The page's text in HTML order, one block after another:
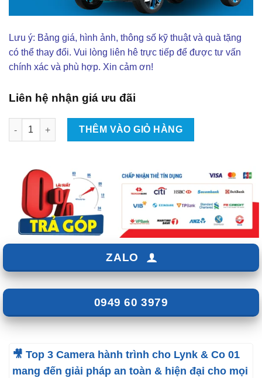
Lưu ý: Bảng giá, hình ảnh, thông số kỹ thuật và quà tặng
có thể thay đổi. Vui lòng liên hê trực tiếp để được tư vấn
chính xác và phù hợp. Xin cảm ơn!
Liên hệ nhận giá ưu đãi
Gắn Camera Hành Trình Cho Xe Lynk & Co 01 số lượng
THÊM VÀO GIỎ HÀNG
ZALO
0949 60 3979
🎥 Top 3 Camera hành trình cho Lynk & Co 01
mang đến giải pháp an toàn & hiện đại cho mọi